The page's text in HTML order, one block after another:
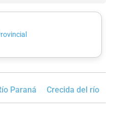
Paraná Crecida del río